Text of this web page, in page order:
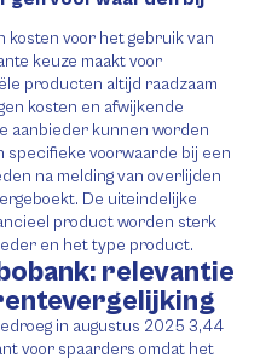
kosten voor het gebruik van
keuze maakt voor
producten altijd raadzaam
kosten en afwijkende
aanbieder kunnen worden
specifieke voorwaarde bij een
na melding van overlijden
De uiteindelijke
product worden sterk
en het type product.
relevantie
in augustus 2025 3,44
voor spaarders omdat het